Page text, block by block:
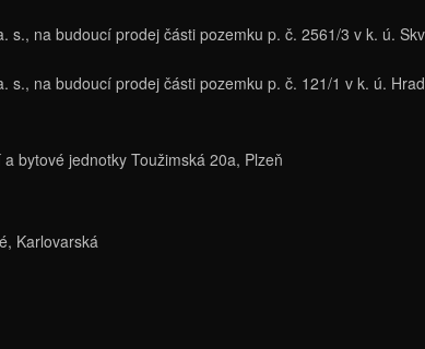
na budoucí prodej části pozemku p. č. 2561/3 v k. ú.
na budoucí prodej části pozemku p. č. 121/1 v k. ú.
bytové jednotky Toužimská 20a, Plzeň
Karlovarská